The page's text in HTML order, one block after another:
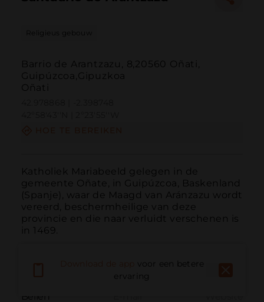
Religieus gebouw
Barrio de Arantzazu, 8,20560 Oñati,
Guipúzcoa,Gipuzkoa
Oñati
Katholiek Mariabeeld gelegen in de
gemeente Oñate, in Guipúzcoa, Baskenland
(Spanje), waar de Maagd van Aránzazu wordt
vereerd, beschermheilige van deze
provincie en die naar verluidt verschenen is
in 1469.
Bellen
voor een betere
ervaring